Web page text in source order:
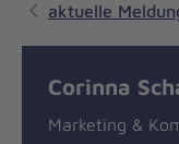
aktuelle
Corinna
Marketing &